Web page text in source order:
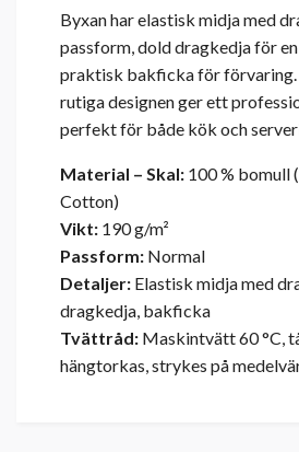
Byxan har elastisk midja med
passform, dold dragkedja för
praktisk bakficka för förvaring.
rutiga designen ger ett
perfekt för både kök och
Material – Skal: 100 % bomull
Cotton)
Vikt: 190 g/m²
Passform: Normal
Detaljer: Elastisk midja med
dragkedja, bakficka
Tvättråd: Maskintvätt 60 °C,
hängtorkas, strykes på